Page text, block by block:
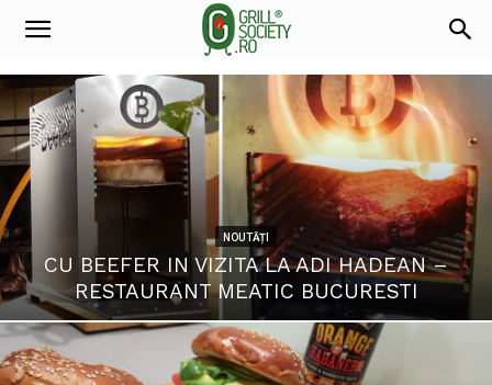
NOUTĂȚI
CU BEEFER IN VIZITA LA ADI HADEAN –
RESTAURANT MEATIC BUCURESTI